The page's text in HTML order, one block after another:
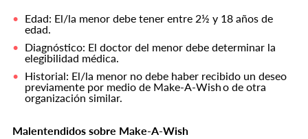
Edad: El/la menor debe tener entre 2½ y 18 años de
edad.
Diagnóstico: El doctor del menor debe determinar la
elegibilidad médica.
Historial: El/la menor no debe haber recibido un deseo
previamente por medio de Make-A-Wish o de otra
organización similar.
Malentendidos sobre Make-A-Wish